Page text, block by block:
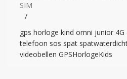
SIM
gps horloge kind omni junior 4G
telefoon sos spat
videobellen GPSHorlogeKids